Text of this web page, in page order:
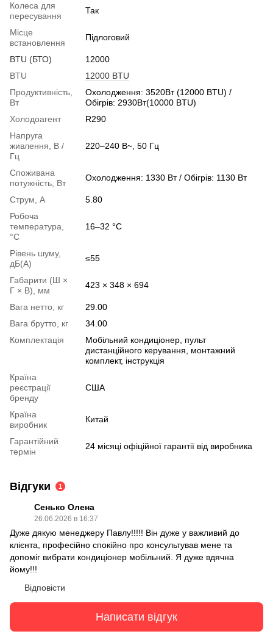
Колеса для
пересування
Так
Місце
встановлення
Підлоговий
BTU (БТО)
12000
BTU
12000 BTU
Продуктивність,
Вт
Охолодження: 3520Вт (12000 BTU) /
Обігрів: 2930Вт(10000 BTU)
Холодоагент
R290
Напруга
живлення, В /
Гц
220–240 В~, 50 Гц
Споживана
потужність, Вт
Охолодження: 1330 Вт / Обігрів: 1130 Вт
Струм, А
5.80
Робоча
температура,
°С
16–32 °C
Рівень шуму,
дБ(А)
≤55
Габарити (Ш ×
Г × В), мм
423 × 348 × 694
Вага нетто, кг
29.00
Вага брутто, кг
34.00
Комплектація
Мобільний кондиціонер, пульт
дистанційного керування, монтажний
комплект, інструкція
Країна
реєстрації
бренду
США
Країна
виробник
Китай
Гарантійний
термін
24 місяці офіційної гарантії від виробника
Відгуки 1
Сенько Олена
26.06.2026 в 16:37
Дуже дякую менеджеру Павлу!!!!! Він дуже у важливий до
клієнта, професійно спокійно про консультував мене та
допоміг вибрати кондиціонер мобільний. Я дуже вдячна
йому!!!
Відповісти
Написати відгук